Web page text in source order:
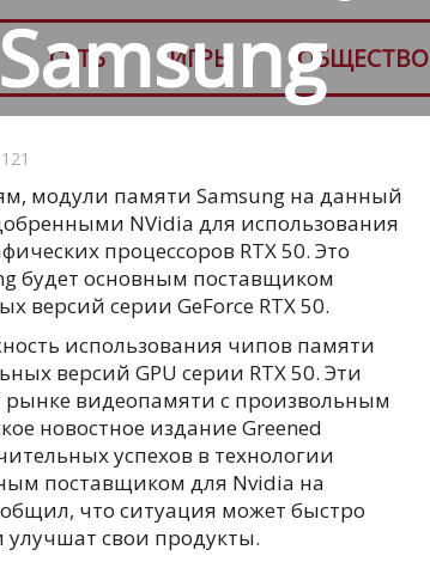
СЕТЬ ИГРЫ ОБЩЕСТВО
модули памяти Samsung на данный
NVidia для использования
процессоров RTX 50. Это
будет основным поставщиком
версий серии GeForce RTX 50.
использования чипов памяти
версий GPU серии RTX 50. Эти
видеопамяти с произвольным
новостное издание Greened
успехов в технологии
поставщиком для Nvidia на
что ситуация может быстро
улучшат свои продукты.